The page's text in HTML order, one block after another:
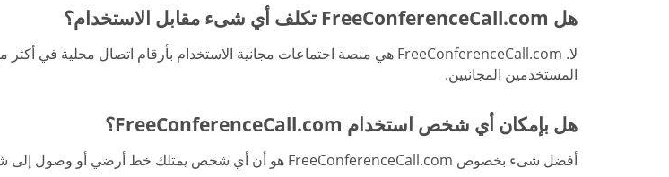
هل FreeConferenceCall.com تكلف أي شىء مقابل الاستخدام؟
المستخدمين المجانيين.
هل بإمكان أي شخص استخدام FreeConferenceCall.com؟
أفضل شىء بخصوص FreeConferenceCall.com هو أن أي شخص يمتلك خط أرضي أو وصول إلى شبكة وايفاي أن يستخدم بسهولة المنصة لاستضافة اجتماعات صوتية أو مرئية.